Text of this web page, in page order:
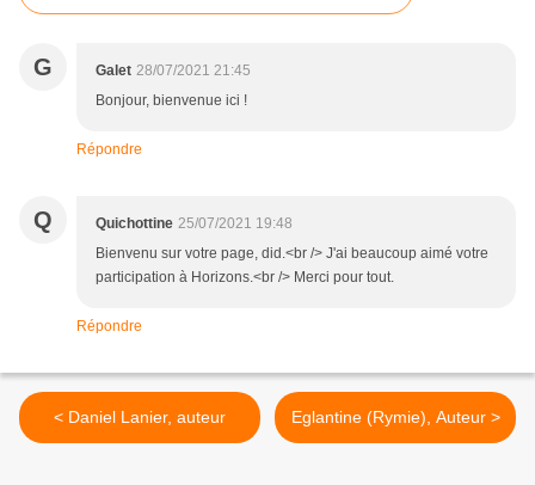
G Galet 28/07/2021 21:45
Bonjour, bienvenue ici !
Répondre
Q Quichottine 25/07/2021 19:48
Bienvenu sur votre page, did.<br /> J'ai beaucoup aimé votre
participation à Horizons.<br /> Merci pour tout.
Répondre
< Daniel Lanier, auteur Eglantine (Rymie), Auteur >